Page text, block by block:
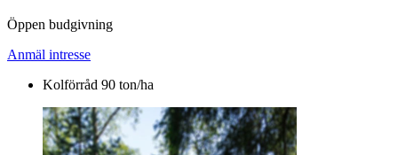
Öppen budgivning
Anmäl intresse
Kolförråd 90 ton/ha